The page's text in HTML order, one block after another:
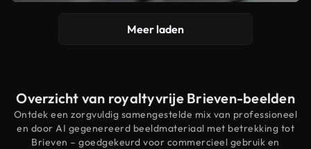
Meer laden
Overzicht van royaltyvrije Brieven-beelden
Ontdek een zorgvuldig samengestelde mix van professioneel
en door AI gegenereerd beeldmateriaal met betrekking tot
Brieven – goedgekeurd voor commercieel gebruik en